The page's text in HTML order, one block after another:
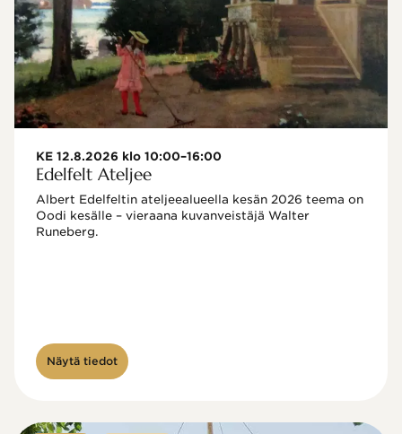
KE 12.8.2026 klo 10:00–16:00
Edelfelt Ateljee
Albert Edelfeltin ateljeealueella kesän 2026 teema on
Oodi kesälle – vieraana kuvanveistäjä Walter
Näytä tiedot